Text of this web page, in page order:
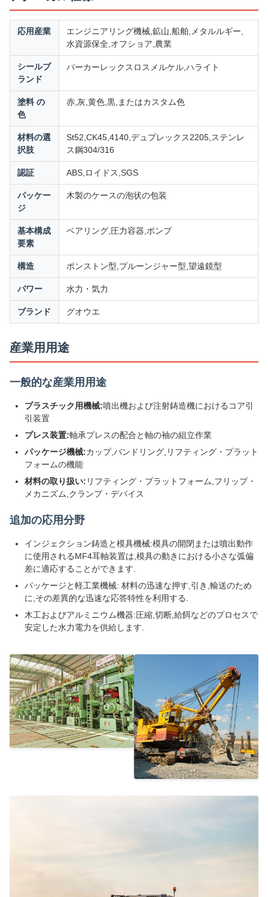
応用産業
エンジニアリング機械,鉱山,船舶,メタルルギー,
水資源保全,オフショア,農業
シールブ
ランド
パーカーレックスロス メルケル,ハライト
塗料 の
色
赤,灰,黄色,黒,またはカスタム色
材料の選
択肢
St52,CK45,4140,デュプレックス2205,ステンレ
ス鋼304/316
認証 ABS,ロイドス,SGS
パッケー
ジ
木製のケースの泡状の包装
基本構成
要素
ベアリング,圧力容器,ポンプ
構造 ポンストン型,プルーンジャー型,望遠鏡型
パワー 水力・気力
ブランド グオウエ
産業用用途
一般的な産業用用途
プラスチック用機械:噴出機および注射鋳造機におけるコア引
引装置
プレス装置:軸承プレスの配合と軸の袖の組立作業
パッケージ機械:カップ,バンドリング,リフティング・プラット
フォームの機能
材料の取り扱い: リフティング・プラットフォーム,フリップ・
メカニズム,クランプ・デバイス
追加の応用分野
インジェクション鋳造と模具機械:模具の開閉または噴出動作
に使用されるMF4耳軸装置は,模具の動きにおける小さな弧偏
差に適応することができます.
パッケージと軽工業機械: 材料の迅速な押す,引き,輸送のため
に,その差異的な迅速な応答特性を利用する.
木工およびアルミニウム機器:圧縮,切断,給餌などのプロセスで
安定した水力電力を供給します.